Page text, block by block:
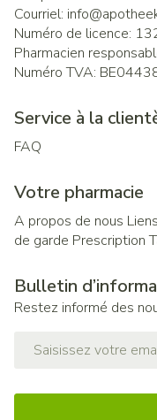
Courriel: info@
Numéro de licence:
Pharmacien
Numéro TVA:
Service à la
FAQ
Votre pharmacie
A propos de nous
de garde Prescription
Bulletin
Restez informé des